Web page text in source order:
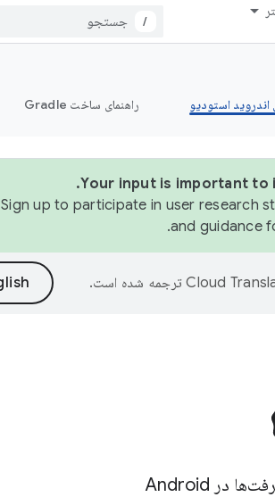
/
استودیو راهنمای ساخت Gradle
Your input is important to
Sign up to participate in user research
and guidance
ترجمه شده است.
دسترسی زودهنگام به جدیدترین ویژگی‌ها و پیشرفت‌ها در Android